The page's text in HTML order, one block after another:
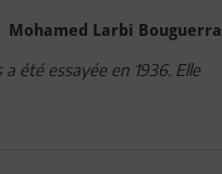
Mohamed Larbi Bouguerra
été essayée en 1936. Elle